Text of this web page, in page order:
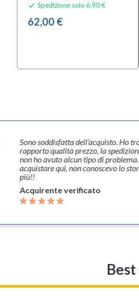
 Spedizione solo 6,90 €
62,00 €
Sono soddisfatta dell’acquisto. Ho
rapporto qualità prezzo, la
non ho avuto alcun tipo di
acquistare qui, non conoscevo lo
più!!
Acquirente verificato